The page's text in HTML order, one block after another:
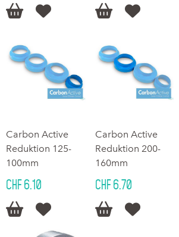
   
Carbon Active
Reduktion 125-
100mm
CHF 6.10
 
Carbon Active
Reduktion 200-
160mm
CHF 6.70
 